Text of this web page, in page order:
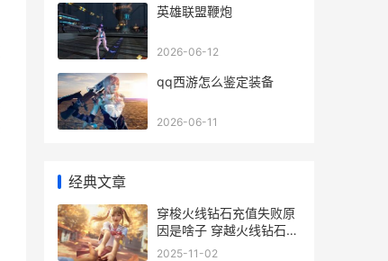
英雄联盟鞭炮
2026-06-12
qq西游怎么鉴定装备
2026-06-11
经典文章
穿梭火线钻石充值失败原
因是啥子 穿越火线钻石怎
么用最划算
2025-11-02